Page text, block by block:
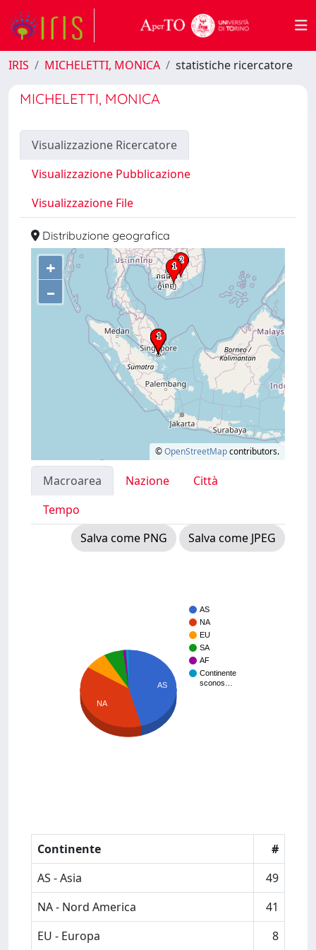
IRIS MICHELETTI, MONICA statistiche ricercatore
MICHELETTI, MONICA
Visualizzazione Ricercatore
Visualizzazione Pubblicazione
Visualizzazione File
Distribuzione geografica
+
–
©OpenStreetMapcontributors.
Macroarea Nazione
Città
Tempo
Salva come PNG
Salva come JPEG
AS
NA
EU
SA
AF
Continente
sconos…
AS
NA
Continente
#
AS - Asia
49
NA - Nord America
41
EU - Europa
8